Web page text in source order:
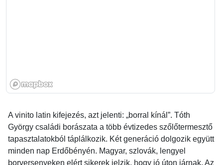
A vinito latin kifejezés, azt jelenti: „borral kínál”. Tóth
György családi borászata a több évtizedes szőlőtermesztő
tapasztalatokból táplálkozik. Két generáció dolgozik együtt
minden nap Erdőbényén. Magyar, szlovák, lengyel
borversenyeken elért sikerek jelzik, hogy jó úton járnak. Az